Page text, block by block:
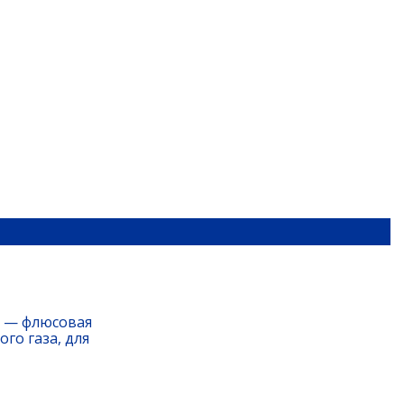
— флюсовая
газа, для